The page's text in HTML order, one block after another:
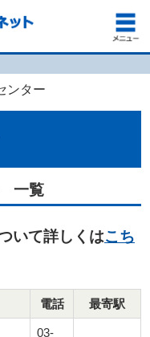
ンター
一覧
いて詳しくはこち
電話 最寄駅
03-